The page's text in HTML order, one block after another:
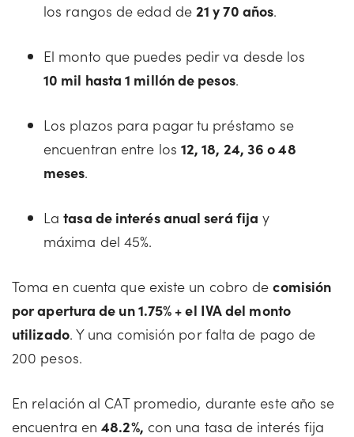
los rangos de edad de 21 y 70 años.
El monto que puedes pedir va desde los
10 mil hasta 1 millón de pesos.
Los plazos para pagar tu préstamo se
encuentran entre los 12, 18, 24, 36 o 48
meses.
Latasa de interés anual será fija y
máxima del 45%.
Toma en cuenta que existe un cobro decomisión
por apertura de un 1.75% + el IVA del monto
utilizado. Y una comisión por falta de pago de
200 pesos.
En relación al CAT promedio, durante este año se
encuentra en48.2%, con una tasa de interés fija